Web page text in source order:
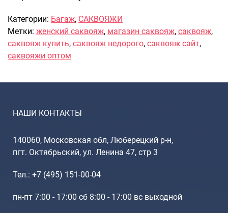
Рюкзаки детские
Рюкзаки туристические
Рюкзаки для охоты-рыбалки
Кейсы и планшеты
Аксессуары
Чехлы для чемоданов
Пеналы для школы
Категории: Багаж, САКВОЯЖИ
Метки: женский саквояж, магазин саквояж, саквояж,
саквояж купить, саквояж недорого, саквояж сайт,
саквояжи оптом
НАШИ КОНТАКТЫ
140060, Московская обл, Люберецкий р-н,
пгт. Октябрьский, ул. Ленина 47, стр 3
Тел.: +7 (495) 151-00-04
пн-пт 7:00 - 17:00 сб 8:00 - 17:00 вс выходной